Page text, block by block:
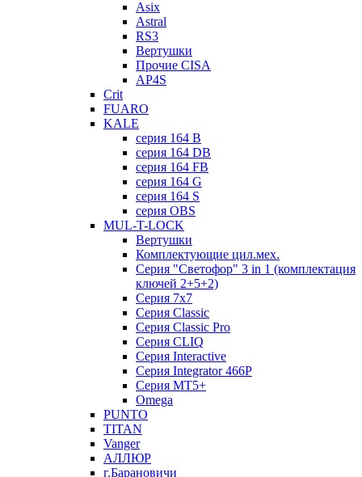
Asix
Astral
RS3
Вертушки
Прочие CISA
AP4S
Crit
FUARO
KALE
серия 164 B
серия 164 DB
серия 164 FB
серия 164 G
серия 164 S
серия OBS
MUL-T-LOCK
Вертушки
Комплектующие цил.мех.
Серия "Светофор" 3 in 1 (комплектация
ключей 2+5+2)
Серия 7х7
Серия Classic
Серия Classic Pro
Серия CLIQ
Серия Interactive
Серия Integrator 466P
Серия MT5+
Omega
PUNTO
TITAN
Vanger
АЛЛЮР
г.Барановичи